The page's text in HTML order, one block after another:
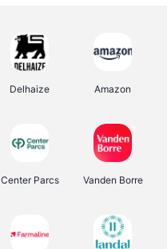
Delhaize Amazon
Center Parcs Vanden Borre